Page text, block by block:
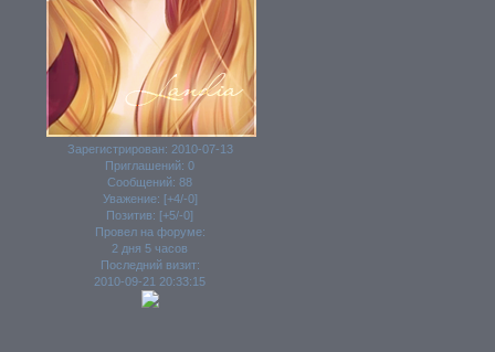
Зарегистрирован: 2010-07-13
Приглашений: 0
Сообщений: 88
Уважение: [+4/-0]
Позитив: [+5/-0]
Провел на форуме:
2 дня 5 часов
Последний визит:
2010-09-21 20:33:15